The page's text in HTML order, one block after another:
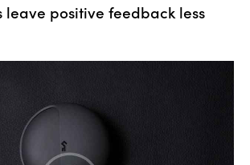
leave positive feedback less